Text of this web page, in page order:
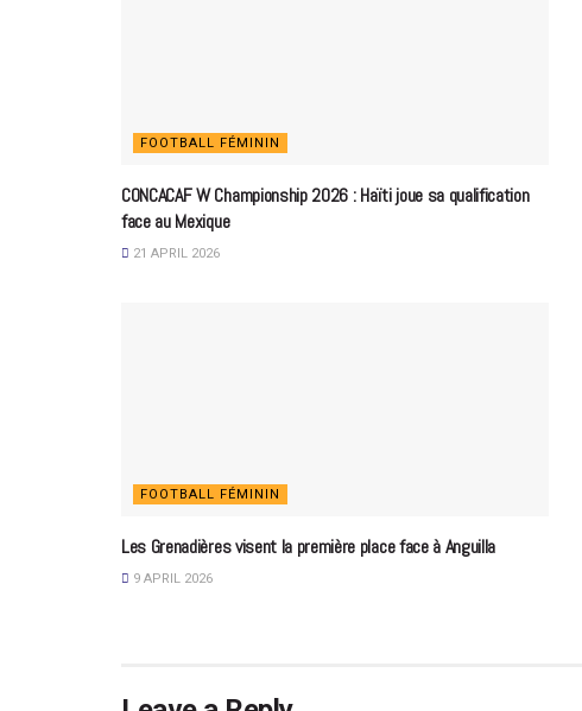
FOOTBALL FÉMININ
CONCACAF W Championship 2026 : Haïti joue sa qualification
face au Mexique
21 APRIL 2026
FOOTBALL FÉMININ
Les Grenadières visent la première place face à Anguilla
9 APRIL 2026